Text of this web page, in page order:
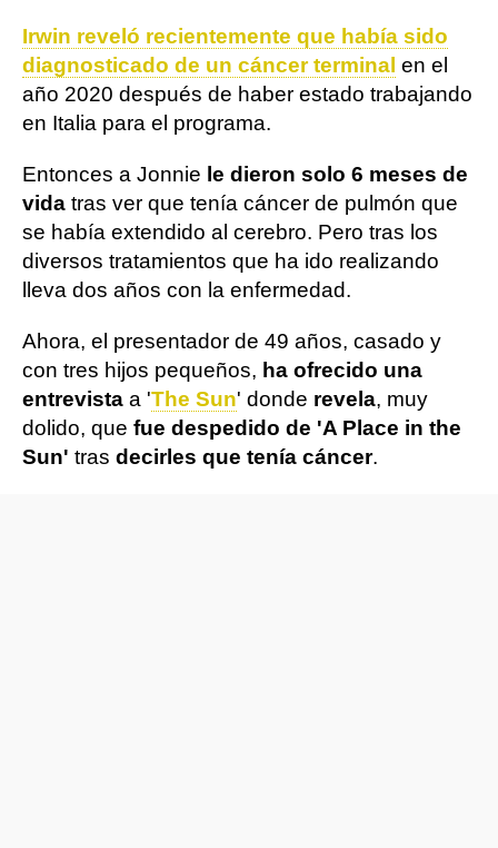
Irwin reveló recientemente que había sido
diagnosticado de un cáncer terminal en el
año 2020 después de haber estado trabajando
en Italia para el programa.
Entonces a Jonnie le dieron solo 6 meses de
vida tras ver que tenía cáncer de pulmón que
se había extendido al cerebro. Pero tras los
diversos tratamientos que ha ido realizando
lleva dos años con la enfermedad.
Ahora, el presentador de 49 años, casado y
con tres hijos pequeños, ha ofrecido una
entrevista a 'The Sun' donde revela, muy
dolido, que fue despedido de 'A Place in the
Sun' tras decirles que tenía cáncer.